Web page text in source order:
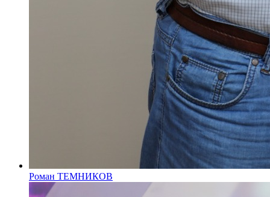
Роман ТЕМНИКОВ